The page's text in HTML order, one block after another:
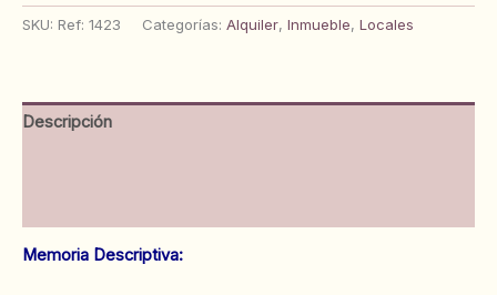
frente
Ref:
1423
SKU: Ref: 1423 Categorías: Alquiler, Inmueble, Locales
Descripción
Memoria Descriptiva: